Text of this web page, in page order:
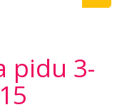
pidu 3-